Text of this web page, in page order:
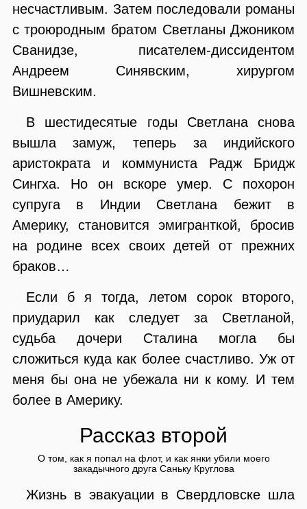
несчастливым. Затем последовали романы
с троюродным братом Светланы Джоником
Сванидзе, писателем-диссидентом
Андреем Синявским, хирургом
Вишневским.
В шестидесятые годы Светлана снова
вышла замуж, теперь за индийского
аристократа и коммуниста Радж Бридж
Сингха. Но он вскоре умер. С похорон
супруга в Индии Светлана бежит в
Америку, становится эмигранткой, бросив
на родине всех своих детей от прежних
браков…
Если б я тогда, летом сорок второго,
приударил как следует за Светланой,
судьба дочери Сталина могла бы
сложиться куда как более счастливо. Уж от
меня бы она не убежала ни к кому. И тем
более в Америку.
Рассказ второй
О том, как я попал на флот, и как янки убили моего
закадычного друга Саньку Круглова
Жизнь в эвакуации в Свердловске шла